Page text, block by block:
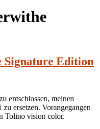
Edition
entschlossen, meinen
ersetzen. Vorangegangen
Tolino vision color.